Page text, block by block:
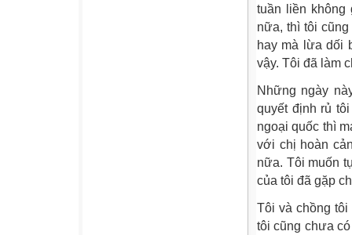
tuần liền không
nữa, thì tôi
hay mà lừa dối
vậy. Tôi đã làm
Những ngày
quyết định rủ
ngoại quốc thì
với chị hoàn
nữa. Tôi muốn
của tôi đã gặp
Tôi và chồng
tôi cũng chưa